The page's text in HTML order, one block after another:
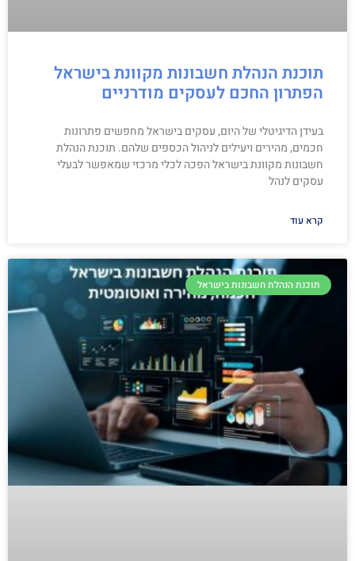
תוכנת הנהלת חשבונות מקוונת בישראל
הפתרון החכם לעסקים מודרניים
בעידן הדיגיטלי של היום, עסקים בישראל מחפשים פתרונות
חכמים, מהירים ויעילים לניהול הכספים שלהם. תוכנת הנהלת
חשבונות מקוונת בישראל הפכה לכלי מרכזי שמאפשר לבעלי
עסקים לנהל
קרא עוד
תוכנת הנהלת חשבונות בישראל